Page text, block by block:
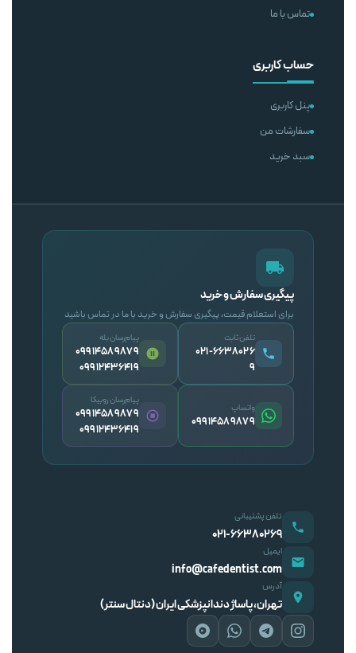
تماس با ما
حساب کاربری
پنل کاربری
سفارشات من
سبد خرید
پیگیری سفارش و خرید
برای استعلام قیمت، پیگیری سفارش و خرید با ما در تماس باشید
تلفن ثابت
۰۲۱-۶۶۳۸۰۲۶
۹
پیام‌رسان بله
09914589879
09912436419
واتساپ
09914589879
پیام‌رسان روبیکا
09914589879
09912436419
تلفن پشتیبانی
۰۲۱-۶۶۳۸۰۲۶۹
ایمیل
info@cafedentist.com
آدرس
تهران، پاساژ دندانپزشکی ایران (دنتال سنتر)